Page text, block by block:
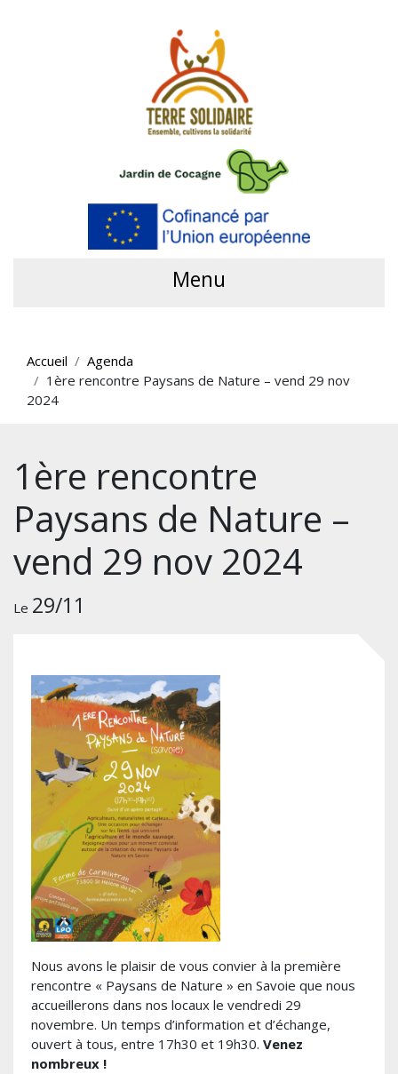
Menu
Accueil
Agenda
1ère rencontre Paysans de Nature – vend 29 nov
2024
1ère rencontre
Paysans de Nature –
vend 29 nov 2024
Le 29/11
Nous avons le plaisir de vous convier à la première
rencontre « Paysans de Nature » en Savoie que nous
accueillerons dans nos locaux le vendredi 29
novembre. Un temps d’information et d’échange,
ouvert à tous, entre 17h30 et 19h30. Venez
nombreux !